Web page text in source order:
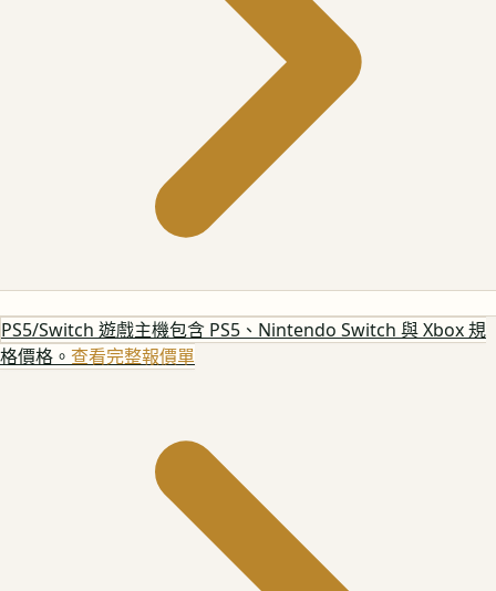
PS5/Switch 遊戲主機包含 PS5、Nintendo Switch 與 Xbox 規
格價格。 查看完整報價單